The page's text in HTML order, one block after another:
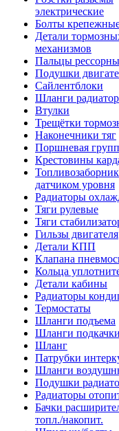
электрические
Болты
Детали
механизмов
Пальцы
Подушки
Сайлентблоки
Шланги
Втулки
Трещётки
Наконечники тяг
Поршневая
Крестовины
датчиком уровня
Радиаторы
Тяги рулевые
Тяги
Гильзы двигателя
Детали КПП
Клапана
Кольца
Детали кабины
Радиаторы
Термостаты
Шланги подъема
Шланги подкачки
Шланг
Патрубки
Шланги
Подушки
Радиаторы
Бачки
топл./накопит.